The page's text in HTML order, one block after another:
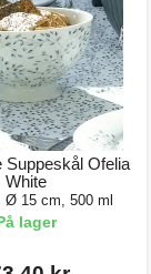
Suppeskål Ofelia
White
Ø 15 cm, 500 ml
lager